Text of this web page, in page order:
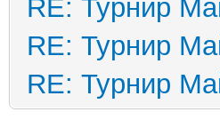
RE: Турнир
RE: Турнир
RE: Турнир